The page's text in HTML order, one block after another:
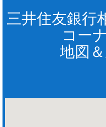
三井住友銀行
コー
地図